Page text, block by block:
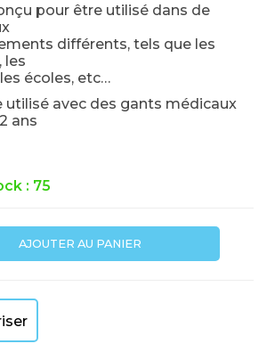
pour être utilisé dans de
différents, tels que les
les
écoles, etc…
utilisé avec des gants médicaux
ans
: 75
AJOUTER AU PANIER